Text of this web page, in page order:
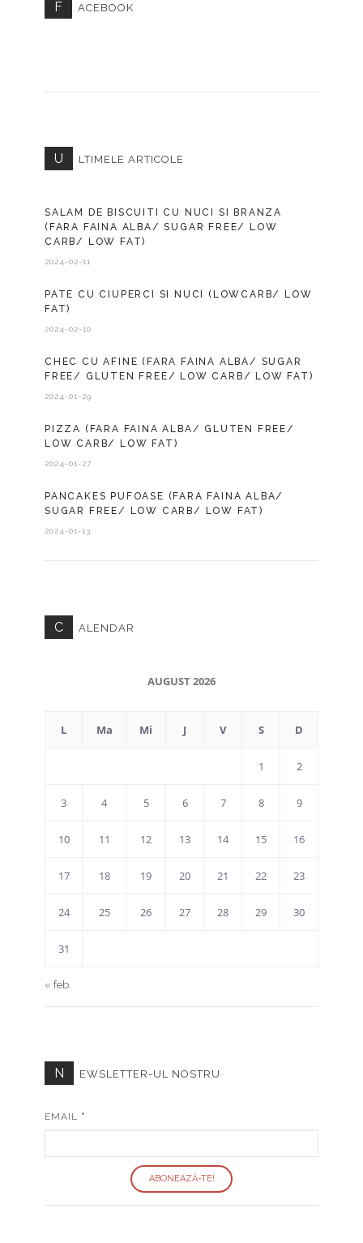
F ACEBOOK
U LTIMELE ARTICOLE
SALAM DE BISCUITI CU NUCI SI BRANZA
(FARA FAINA ALBA/ SUGAR FREE/ LOW
CARB/ LOW FAT)
2024-02-11
PATE CU CIUPERCI SI NUCI (LOWCARB/ LOW
FAT)
2024-02-10
CHEC CU AFINE (FARA FAINA ALBA/ SUGAR
FREE/ GLUTEN FREE/ LOW CARB/ LOW FAT)
2024-01-29
PIZZA (FARA FAINA ALBA/ GLUTEN FREE/
LOW CARB/ LOW FAT)
2024-01-27
PANCAKES PUFOASE (FARA FAINA ALBA/
SUGAR FREE/ LOW CARB/ LOW FAT)
2024-01-13
C ALENDAR
AUGUST 2026
L Ma Mi J V S D
1 2
3 4 5 6 7 8 9
10 11 12 13 14 15 16
17 18 19 20 21 22 23
24 25 26 27 28 29 30
31
« feb.
N EWSLETTER-UL NOSTRU
EMAIL *